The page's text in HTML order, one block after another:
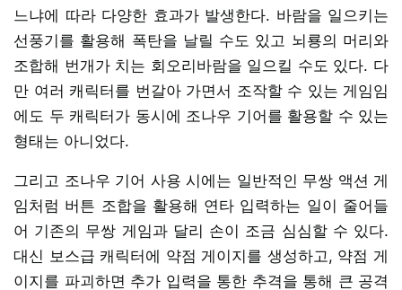
느냐에 따라 다양한 효과가 발생한다. 바람을 일으키는
선풍기를 활용해 폭탄을 날릴 수도 있고 뇌룡의 머리와
조합해 번개가 치는 회오리바람을 일으킬 수도 있다. 다
만 여러 캐릭터를 번갈아 가면서 조작할 수 있는 게임임
에도 두 캐릭터가 동시에 조나우 기어를 활용할 수 있는
형태는 아니었다.
그리고 조나우 기어 사용 시에는 일반적인 무쌍 액션 게
임처럼 버튼 조합을 활용해 연타 입력하는 일이 줄어들
어 기존의 무쌍 게임과 달리 손이 조금 심심할 수 있다.
대신 보스급 캐릭터에 약점 게이지를 생성하고, 약점 게
이지를 파괴하면 추가 입력을 통한 추격을 통해 큰 공격